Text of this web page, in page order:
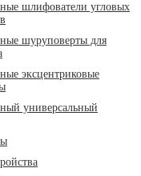
шлифователи угловых
шуруповерты для
эксцентриковые
универсальный